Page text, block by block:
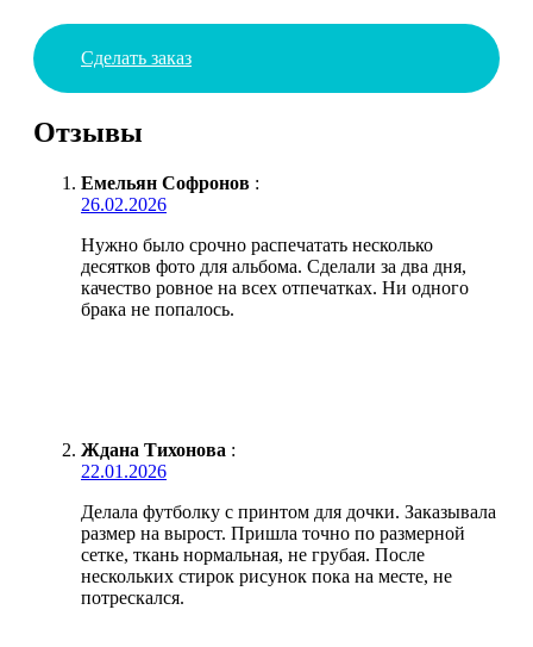
Сделать заказ
Отзывы
Емельян Софронов :
26.02.2026
Нужно было срочно распечатать несколько
десятков фото для альбома. Сделали за два дня,
качество ровное на всех отпечатках. Ни одного
брака не попалось.
Ждана Тихонова :
22.01.2026
Делала футболку с принтом для дочки. Заказывала
размер на вырост. Пришла точно по размерной
сетке, ткань нормальная, не грубая. После
нескольких стирок рисунок пока на месте, не
потрескался.